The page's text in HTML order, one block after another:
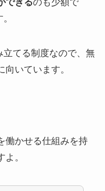
できるのも少額で
てる制度なので、無
いています。
働かせる仕組みを持
。